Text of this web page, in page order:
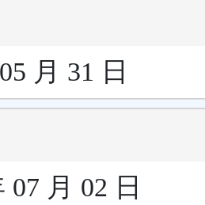
月 31 日
07 月 02 日